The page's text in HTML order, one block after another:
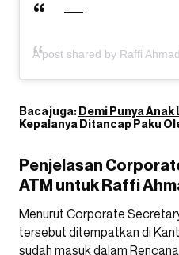
A post shared by Raffi Ahmad and
Baca juga:Demi Punya
Kepalanya Ditancap Paku
Penjelasan
ATM untuk Raffi
Menurut Corporate
tersebut ditempatkan di
sudah masuk dalam